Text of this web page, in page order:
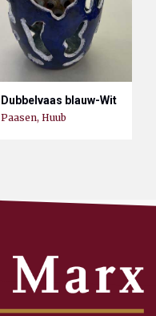
Dubbelvaas blauw-Wit
Paasen, Huub